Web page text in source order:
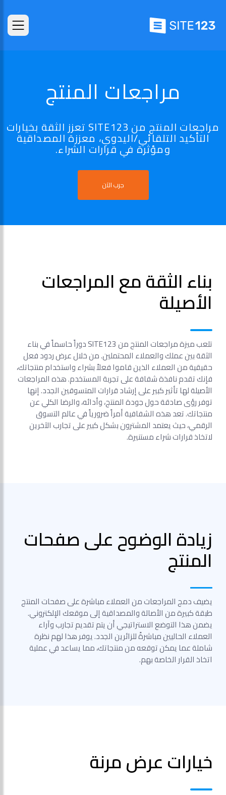
مراجعات المنتج
مراجعات المنتج من SITE123 تعزز الثقة بخيارات
التأكيد التلقائي/اليدوي، معززة المصداقية
ومؤثرة في قرارات الشراء.
جرب الآن
بناء الثقة مع المراجعات
الأصيلة
تلعب ميزة مراجعات المنتج من SITE123 دوراً حاسماً في بناء
الثقة بين عملك والعملاء المحتملين. من خلال عرض ردود فعل
حقيقية من العملاء الذين قاموا فعلاً بشراء واستخدام منتجاتك،
فإنك تقدم نافذة شفافة على تجربة المستخدم. هذه المراجعات
الأصيلة لها تأثير كبير على إرشاد قرارات المتسوقين الجدد. إنها
توفر رؤى صادقة حول جودة المنتج، وأدائه، والرضا الكلي عن
منتجاتك. تعد هذه الشفافية أمراً ضرورياً في عالم التسوق
الرقمي، حيث يعتمد المشترون بشكل كبير على تجارب الآخرين
لاتخاذ قرارات شراء مستنيرة.
زيادة الوضوح على صفحات
المنتج
يضيف دمج المراجعات من العملاء مباشرة على صفحات المنتج
طبقة كبيرة من الأصالة والمصداقية إلى موقعك الإلكتروني.
يضمن هذا التوضع الاستراتيجي أن يتم تقديم تجارب وآراء
العملاء الحاليين مباشرةً للزائرين الجدد. يوفر هذا لهم نظرة
شاملة عما يمكن توقعه من منتجاتك، مما يساعد في عملية
اتخاذ القرار الخاصة بهم.
خيارات عرض مرنة